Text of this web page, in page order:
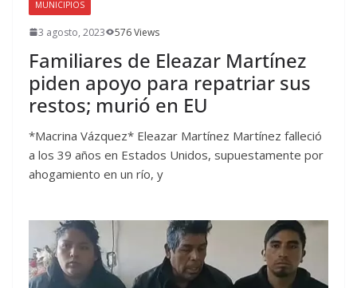
MUNICIPIOS
3 agosto, 2023 576 Views
Familiares de Eleazar Martínez
piden apoyo para repatriar sus
restos; murió en EU
*Macrina Vázquez* Eleazar Martínez Martínez falleció
a los 39 años en Estados Unidos, supuestamente por
ahogamiento en un río, y